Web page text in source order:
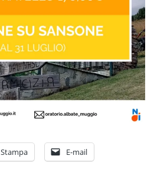
Stampa E-mail